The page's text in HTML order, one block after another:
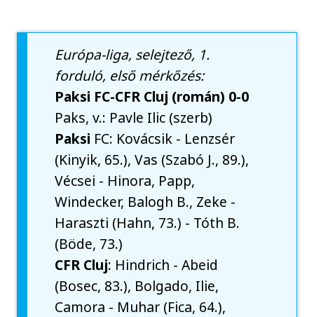
Európa-liga, selejtező, 1.
forduló, első mérkőzés:
Paksi FC-CFR Cluj (román) 0-0
Paks, v.: Pavle Ilic (szerb)
Paksi FC: Kovácsik - Lenzsér
(Kinyik, 65.), Vas (Szabó J., 89.),
Vécsei - Hinora, Papp,
Windecker, Balogh B., Zeke -
Haraszti (Hahn, 73.) - Tóth B.
(Böde, 73.)
CFR Cluj: Hindrich - Abeid
(Bosec, 83.), Bolgado, Ilie,
Camora - Muhar (Fica, 64.),